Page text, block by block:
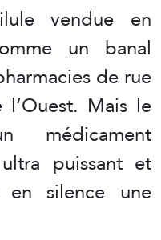
vendue en
un banal
de rue
Mais le
médicament
puissant et
silence une